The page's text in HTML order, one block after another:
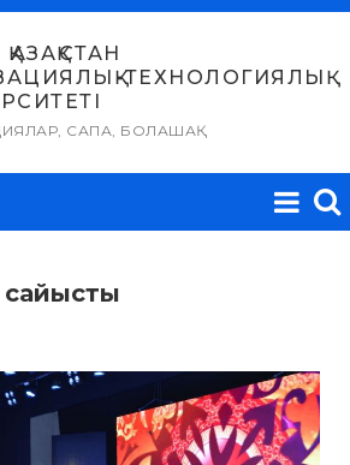
ТЕХНОЛОГИЯЛЫҚ
САПА, БОЛАШАҚ
сайысты